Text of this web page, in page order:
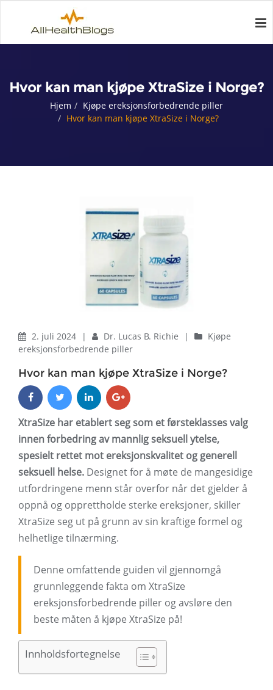
Hvor kan man kjøpe XtraSize i Norge?
Hjem
Kjøpe ereksjonsforbedrende piller
Hvor kan man kjøpe XtraSize i Norge?
2. juli 2024 | Dr. Lucas B. Richie |
Kjøpe
ereksjonsforbedrende piller
Hvor kan man kjøpe XtraSize i Norge?
XtraSize har etablert seg som et førsteklasses valg
innen forbedring av mannlig seksuell ytelse,
spesielt rettet mot ereksjonskvalitet og generell
seksuell helse. Designet for å møte de mangesidige
utfordringene menn står overfor når det gjelder å
oppnå og opprettholde sterke ereksjoner, skiller
XtraSize seg ut på grunn av sin kraftige formel og
helhetlige tilnærming.
Denne omfattende guiden vil gjennomgå
grunnleggende fakta om XtraSize
ereksjonsforbedrende piller og avsløre den
beste måten å kjøpe XtraSize på!
Innholdsfortegnelse